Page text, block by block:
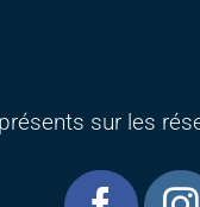
sur les